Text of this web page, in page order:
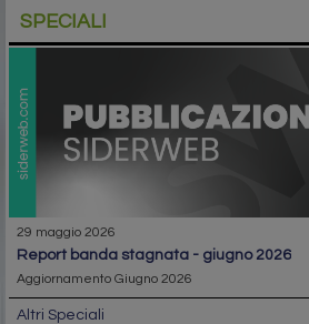
SPECIALI
29 maggio 2026
report banda stagnata - giugno 2026
Aggiornamento Giugno 2026
Altri Speciali